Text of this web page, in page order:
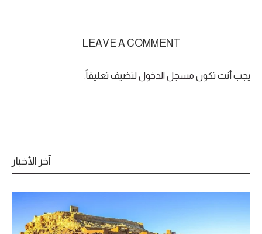
LEAVE A COMMENT
يجب أنت تكون مسجل الدخول لتضيف تعليقاً.
آخر الأخبار